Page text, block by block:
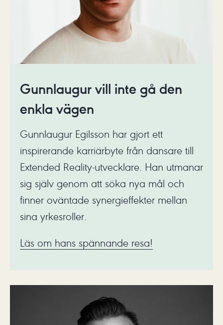
Gunnlaugur vill inte gå den
enkla vägen
Gunnlaugur Egilsson har gjort ett
inspirerande karriärbyte från dansare till
Extended Reality-utvecklare. Han utmanar
sig själv genom att söka nya mål och
finner oväntade synergieffekter mellan
sina yrkesroller.
Läs om hans spännande resa!